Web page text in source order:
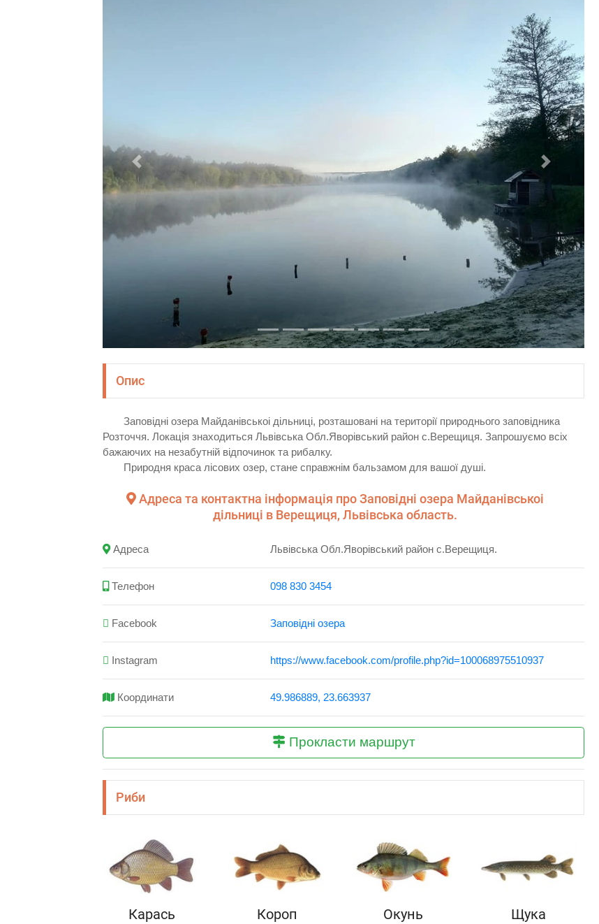
Попередня Наступна
Опис
Заповідні озера Майданівськоі дільниці, розташовані на території природнього заповідника
Розточчя. Локація знаходиться Львівська Обл.Яворівський район с.Верещиця. Запрошуємо всіх
бажаючих на незабутній відпочинок та рибалку.
Природня краса лісових озер, стане справжнім бальзамом для вашої душі.
Адреса та контактна інформація про Заповідні озера Майданівськоі
дільниці в Верещиця, Львівська область.
Адреса Львівська Обл.Яворівський район с.Верещиця.
Телефон 098 830 3454
Facebook Заповідні озера
Instagram https://www.facebook.com/profile.php?id=100068975510937
Координати 49.986889, 23.663937
Прокласти маршрут
Риби
Карась Короп Окунь Щука